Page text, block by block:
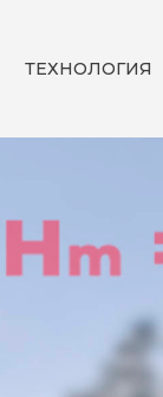
ТЕХНОЛОГИЯ